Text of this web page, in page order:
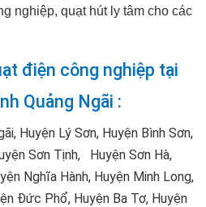
nghiệp, quạt hút ly tâm cho các
điện công nghiệp tại
Quảng Ngãi :
Huyện Lý Sơn, Huyện Bình Sơn,
Sơn Tịnh, Huyện Sơn Hà,
Nghĩa Hành, Huyện Minh Long,
Đức Phổ, Huyện Ba Tơ, Huyện